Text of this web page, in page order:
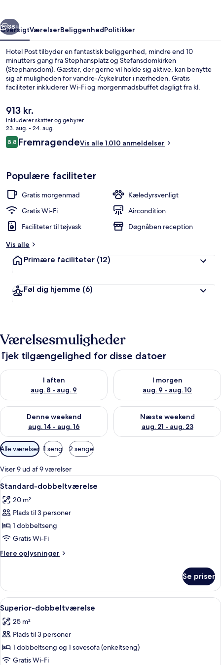
Næste
38+
OversigtVærelserBeliggenhedPolitikker
Hotel Post tilbyder en fantastisk beliggenhed, mindre end 10
minutters gang fra Stephansplatz og Stefansdomkirken
(Stephansdom). Gæster, der gerne vil holde sig aktive, kan benytte
sig af muligheden for vandre-/cykelruter i nærheden. Gratis
faciliteter inkluderer Wi-Fi og morgenmadsbuffet dagligt fra kl.
statsoperaen blot 15 minutters gang væk. Rejsende er glade for den
korte gåtur til offentlig transport: Schwedenplatz U-Bahn-station
ligger 3 minutter derfra og Stubentor U-Bahn-station 5 minutter
væk.
Den
nuværende
pris
er
913 kr.
913 kr.
inkluderer skatter og gebyrer
23. aug. - 24. aug.
Anmeldelser
8,88,8 ud af 10.
FremragendeVis alle 1.010 anmeldelser
Populære faciliteter
Gratis morgenmad
Kæledyrsvenligt
Gratis Wi-Fi
Aircondition
Faciliteter til tøjvask
Døgnåben reception
Vis alle
Primære faciliteter (12)
Føl dig hjemme (6)
Værelsesmuligheder
Tjek tilgængelighed for disse datoer
I aften
aug. 8 - aug. 9
Tjek tilgængelighed for i aften aug. 8 - aug. 9
I morgen
aug. 9 - aug. 10
Tjek tilgængelighed for i
Denne weekend
aug. 14 - aug. 16
Tjek tilgængelighed for denne weekend aug. 14 - aug. 16
Næste weekend
aug. 21 - aug. 23
Tjek tilgængelighed for næste
Tilgængelige
filtre
for
værelser
Alle værelser 1 seng 2 senge
Viser 9 ud af 9 værelser
Indlæs
alle
billeder
af
Standard-
dobbeltværelse
Et hotelværelse med to senge, et
10
Standard-dobbeltværelse
20 m²
Plads til 3 personer
1 dobbeltseng
Gratis Wi-Fi
Flere oplysninger
Flere
dobbeltværelse
Se priser
Indlæs
alle
billeder
af
Superior-
dobbeltværelse
Et hotelværelse med seng, skrivebord
6
Superior-dobbeltværelse
25 m²
Plads til 3 personer
1 dobbeltseng og 1 sovesofa (enkeltseng)
Gratis Wi-Fi